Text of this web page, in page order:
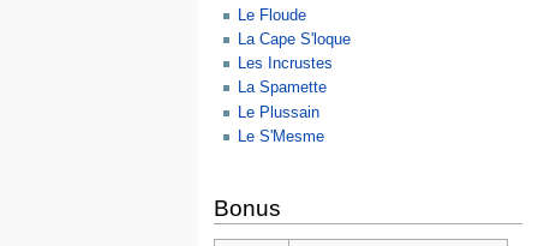
Le Floude
La Cape S'loque
Les Incrustes
La Spamette
Le Plussain
Le S'Mesme
Bonus